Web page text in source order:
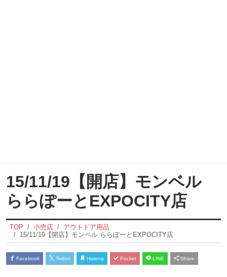
15/11/19【開店】モンベル
ららぽーとEXPOCITY店
TOP 小売店
アウトドア用品
15/11/19【開店】モンベル ららぽーとEXPOCITY店
Facebook Twitter Hatena Pocket LINE Share